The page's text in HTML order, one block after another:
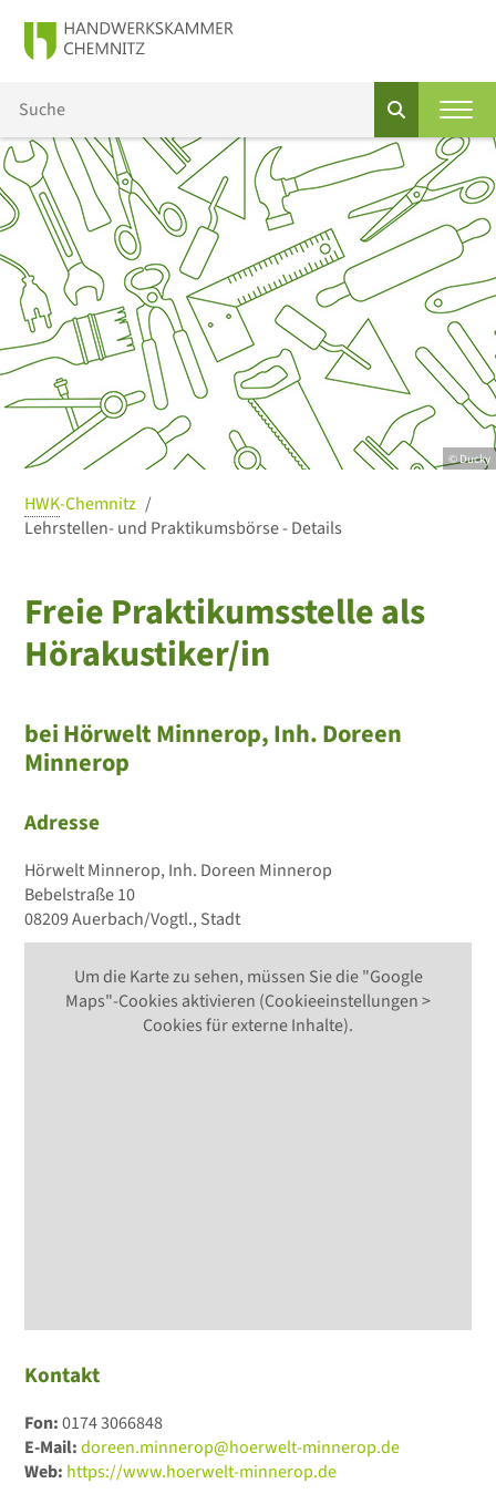
© Ducky
HWK-Chemnitz
Lehrstellen- und Praktikumsbörse - Details
Freie Praktikumsstelle als
Hörakustiker/in
bei Hörwelt Minnerop, Inh. Doreen
Minnerop
Adresse
Hörwelt Minnerop, Inh. Doreen Minnerop
Bebelstraße 10
08209 Auerbach/Vogtl., Stadt
Um die Karte zu sehen, müssen Sie die "Google
Maps"-Cookies aktivieren (Cookieeinstellungen >
Cookies für externe Inhalte).
Kontakt
Fon:0174 3066848
E-Mail:doreen.minnerop@hoerwelt-minnerop.de
Web: https://www.hoerwelt-minnerop.de